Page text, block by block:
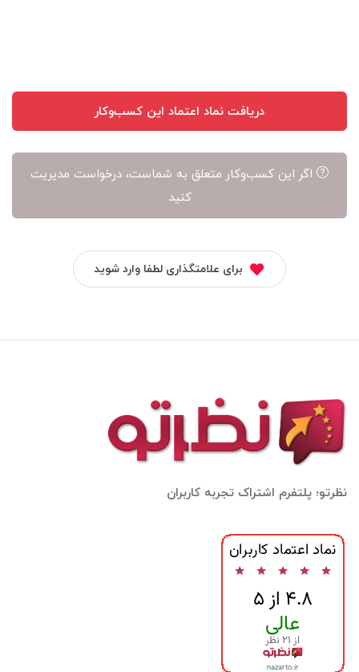
دریافت نماد اعتماد این کسب‌وکار
اگر این کسب‌وکار متعلق به شماست، درخواست مدیریت
کنید
برای علامتگذاری لطفا وارد شوید
نظرتو؛ پلتفرم اشتراک تجربه کاربران